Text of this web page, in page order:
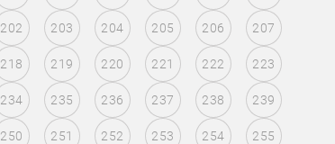
202 203 204 205 206 207
218 219 220 221 222 223
234 235 236 237 238 239
250 251 252 253 254 255